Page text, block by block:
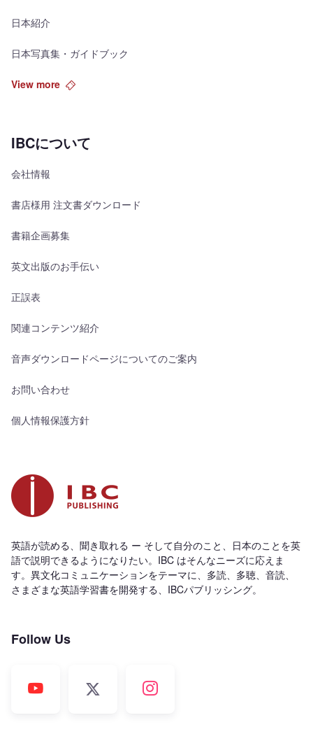
英語が読める、聞き取れる ー そして自分のこと、日本のことを英
語で説明できるようになりたい。IBC はそんなニーズに応えま
す。異文化コミュニケーションをテーマに、多読、多聴、音読、
さまざまな英語学習書を開発する、IBCパブリッシング。
Follow Us
日本紹介
日本写真集・ガイドブック
View more
IBCについて
会社情報
書店様用 注文書ダウンロード
書籍企画募集
英文出版のお手伝い
正誤表
関連コンテンツ紹介
音声ダウンロードページについてのご案内
お問い合わせ
個人情報保護方針